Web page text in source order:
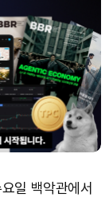
일 백악관에서